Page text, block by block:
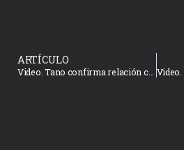
ARTÍCULO
Video. Tano confirma relación con la viuda de su primo Valentín Elizalde